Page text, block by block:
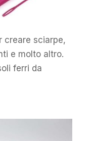
creare sciarpe,
e molto altro.
ferri da